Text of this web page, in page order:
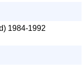
1984-1992